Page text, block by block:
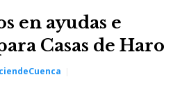
en ayudas e
Casas de Haro